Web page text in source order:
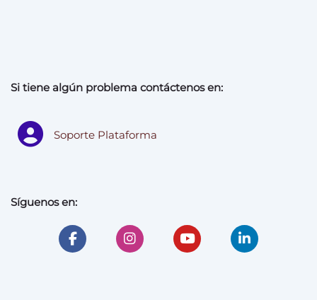
Si tiene algún problema contáctenos en:
Soporte Plataforma
Síguenos en: